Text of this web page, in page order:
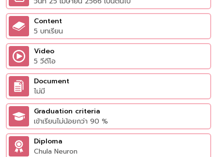
Content
5 บทเรียน
Video
5 วีดีโอ
Document
ไม่มี
Graduation criteria
เข้าเรียนไม่น้อยกว่า 90 %
Diploma
Chula Neuron